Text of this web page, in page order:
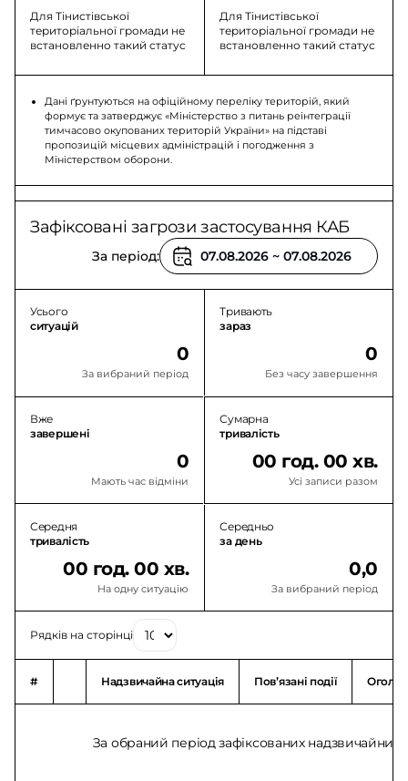
Для Тінистівської
територіальної громади не
встановленно такий статус
Для Тінистівської
територіальної громади не
встановленно такий статус
Дані ґрунтуються на офіційному переліку територій, який
формує та затверджує «Міністерство з питань реінтеграції
тимчасово окупованих територій України» на підставі
пропозицій місцевих адміністрацій і погодження з
Міністерством оборони.
Зафіксовані загрози застосування КАБ
За період:
Усього
ситуацій
0
За вибраний період
Тривають
зараз
0
Без часу завершення
Вже
завершені
0
Мають час відміни
Сумарна
тривалість
00 год. 00 хв.
Усі записи разом
Середня
тривалість
00 год. 00 хв.
На одну ситуацію
Середньо
за день
0,0
За вибраний період
Рядків на сторінці
# Надзвичайна ситуація Повʼязані події
За обраний період зафіксованих надзвичайних